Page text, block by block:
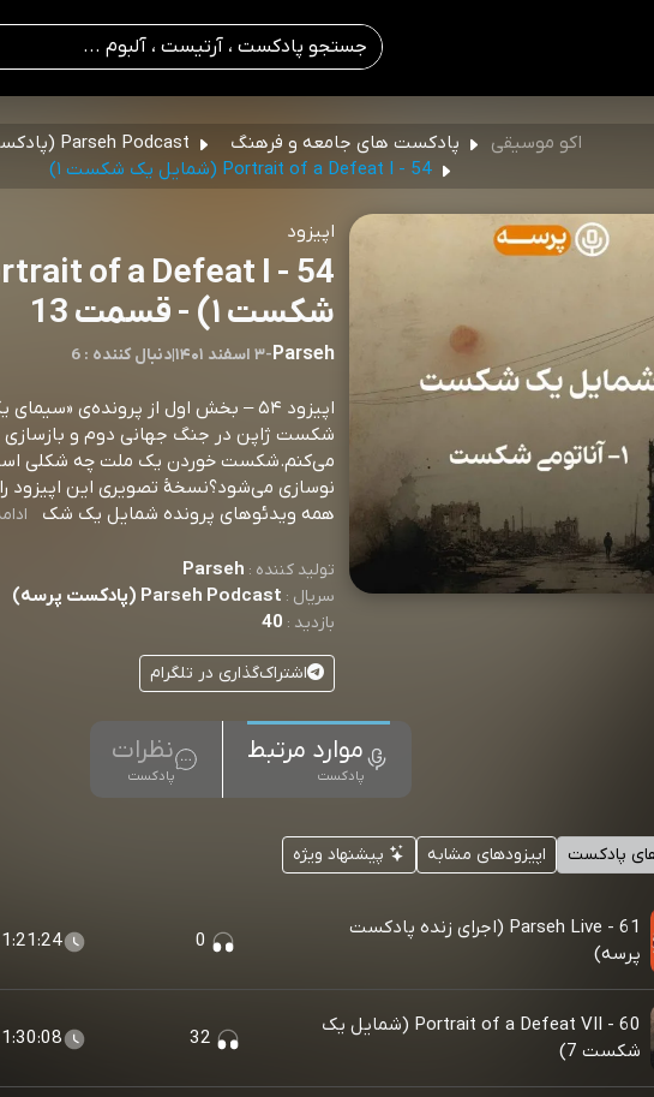
اکو موسیقی پادکست های جامعه و فرهنگ
Parseh Podcast (پادکست پرسه)
54 - Portrait of a Defeat I (شمایل یک شکست ۱)
اپیزود
شکست ۱) - قسمت 13
Parseh
-۳ اسفند ۱۴۰۱ |6 : دنبال کننده
اپیزود ۵۴ – بخش اول از پرونده‌ی
شکست ژاپن در جنگ جهانی دوم و بازسازی
می‌کنم.شکست خوردن یک ملت چه شکلی
نوسازی می‌شود؟نسخهٔ تصویری این اپیزود
همه ویدئوهای پرونده شمایل یک شک
تولید کننده : Parseh
سریال : Parseh Podcast (پادکست پرسه)
بازدید : 40
اشتراک‌گذاری در تلگرام
موارد مرتبط
پادکست
نظرات
پادکست
پادکست اپیزودهای مشابه پیشنهاد ویژه
61 - Parseh Live (اجرای زنده پادکست
پرسه)
60 - Portrait of a Defeat VII (شمایل یک
شکست 7)